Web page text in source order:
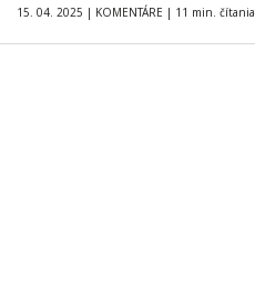
15. 04. 2025 | KOMENTÁRE | 11 min. čítania